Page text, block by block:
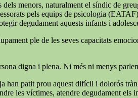
menors, naturalment el síndic de
pels equips de psicologia
degudament aquests infants i
ple de les seves capacitats
digna i plena. Ni més ni menys
patit prou aquest difícil i dolorós
les víctimes, atendre degudament els